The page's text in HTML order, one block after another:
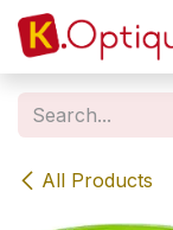
Skip to Content
All Products